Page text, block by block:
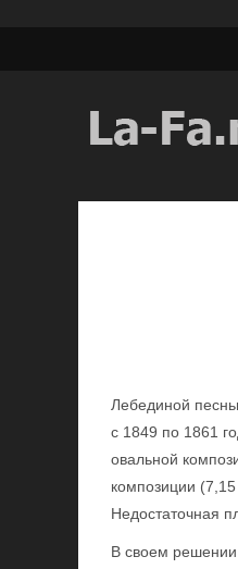
Лебединой
с 1849 по 1861
овальной
композиции
Недостаточная
В своем решении